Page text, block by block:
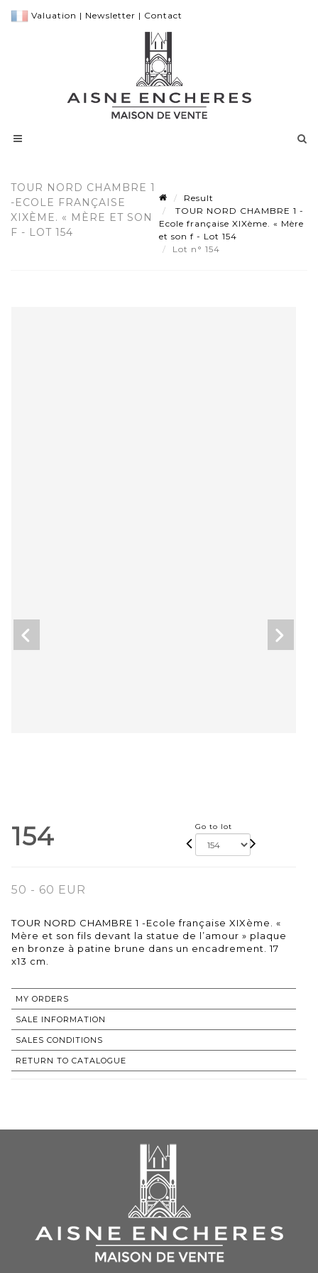
Valuation | Newsletter | Contact
TOUR NORD CHAMBRE 1
-ECOLE FRANÇAISE
XIXÈME. « MÈRE ET SON
F - LOT 154
Result
TOUR NORD CHAMBRE 1 -
Ecole française XIXème. « Mère
et son f - Lot 154
Lot n° 154
154 Go to lot
50 - 60 EUR
TOUR NORD CHAMBRE 1 -Ecole française XIXème. «
Mère et son fils devant la statue de l’amour » plaque
en bronze à patine brune dans un encadrement. 17
x13 cm.
MY ORDERS
SALE INFORMATION
SALES CONDITIONS
RETURN TO CATALOGUE